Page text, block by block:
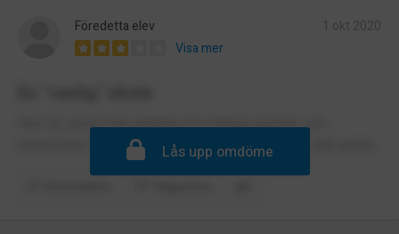
Föredetta elev
Visa mer
Helt ok skola men alldeles för många rasister och
homofober. Man blir utstött om man inte är som alla andra.
Lås upp omdöme